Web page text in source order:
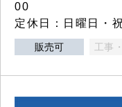
00
定休日：日曜日・
販売可 工事